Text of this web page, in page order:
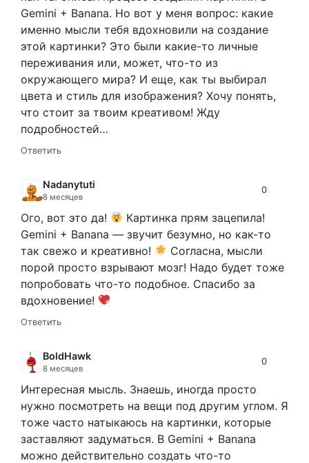
Gemini + Banana. Но вот у меня вопрос: какие
именно мысли тебя вдохновили на создание
этой картинки? Это были какие-то личные
переживания или, может, что-то из
окружающего мира? И еще, как ты выбирал
цвета и стиль для изображения? Хочу понять,
что стоит за твоим креативом! Жду
подробностей…
Ответить
Nadanytuti
8 месяцев
0
Ого, вот это да!
Картинка прям зацепила!
Gemini + Banana — звучит безумно, но как-то
так свежо и креативно!
Согласна, мысли
порой просто взрывают мозг! Надо будет тоже
попробовать что-то подобное. Спасибо за
вдохновение!
Ответить
BoldHawk
8 месяцев
0
Интересная мысль. Знаешь, иногда просто
нужно посмотреть на вещи под другим углом. Я
тоже часто натыкаюсь на картинки, которые
заставляют задуматься. В Gemini + Banana
можно действительно создать что-то